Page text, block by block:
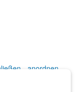
anordnen